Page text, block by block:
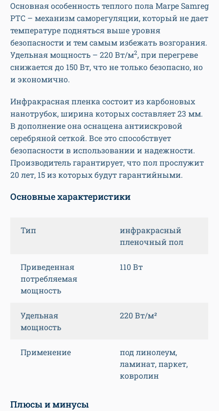
Основная особенность теплого пола Marpe Samreg
PTC – механизм саморегуляции, который не дает
температуре подняться выше уровня
безопасности и тем самым избежать возгорания.
Удельная мощность – 220 Вт/м2, при перегреве
снижается до 150 Вт, что не только безопасно, но
и экономично.
Инфракрасная пленка состоит из карбоновых
нанотрубок, ширина которых составляет 23 мм.
В дополнение она оснащена антиискровой
серебряной сеткой. Все это способствует
безопасности в использовании и надежности.
Производитель гарантирует, что пол прослужит
20 лет, 15 из которых будут гарантийными.
Основные характеристики
Тип
инфракрасный
пленочный пол
Приведенная
потребляемая
мощность
110 Вт
Удельная
мощность
220 Вт/м²
Применение
под линолеум,
ламинат, паркет,
ковролин
Плюсы и минусы